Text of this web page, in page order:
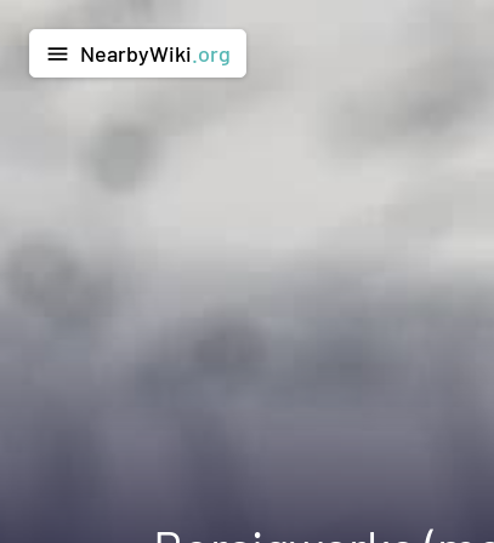
menu NearbyWiki .org